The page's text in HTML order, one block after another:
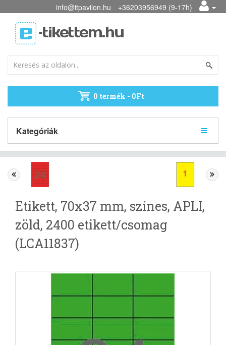
info@itpavilon.hu +36203956949 (9-17h)
0 termék - 0Ft
Kategóriák
Etikett, 70x37 mm, színes, APLI,
zöld, 2400 etikett/csomag
(LCA11837)